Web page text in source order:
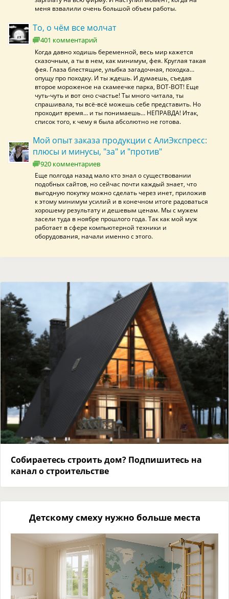
меня взвалили очень большой объем работы.
То, о чём все молчат
401 комментарий
Когда давно ходишь беременной, весь мир кажется
сказочным, а ты в нем, как минимум, фея. Круглая такая
фея. Глаза блестящие, улыбка загадочная, походка…
опущу про походку. И ты ждешь. И думаешь, съедая
второе мороженое на скамеечке парка, ВОТ-ВОТ! Еще
чуть-чуть и вот оно счастье! Ты много читала, ты
спрашивала, ты всё-всё можешь себе представить. Но
проходит время… и ты понимаешь… НЕПРАВДА! Итак,
список того, к чему я была абсолютно не готова.
Мой опыт заказа продукции с АлиЭкспресс:
плюсы и минусы, "за" и "против"
920 комментариев
Еще полгода назад мало кто знал о существовании
подобных сайтов, но сейчас почти каждый знает, что
выгодную покупку можно сделать через инет, приложив
к этому минимум усилий и в конечном итоге радоваться
хорошему результату и дешевым ценам. Мы с мужем
засели туда в ноябре прошлого года. Так как мой муж
работает в сфере компьютерной техники и
оборудования, начали именно с этого.
Собираетесь строить дом? Подпишитесь на
канал о строительстве
Детскому смеху нужно больше места